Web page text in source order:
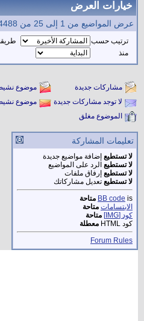
خيارات العرض
عرض المواضيع من 1 إلى 25 من 4488
ترتيب حسب
منذ
مشاركات جديدة
موضوع
لا توجد مشاركات جديدة
موضوع
الموضوع مغلق
تعليمات المشاركة
لا تستطيع إضافة مواضيع جديدة
لا تستطيع الرد على المواضيع
لا تستطيع إرفاق ملفات
لا تستطيع تعديل مشاركاتك
BB code is
متاحة
الابتسامات متاحة
كود [IMG]
متاحة
كود HTML
معطلة
Forum Rules